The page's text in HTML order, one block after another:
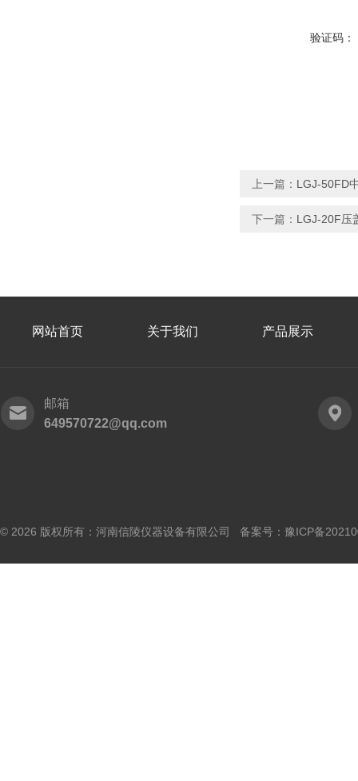
验证码：
上一篇： LGJ-50FD
下一篇： LGJ-20F压
网站首页 关于我们 产品展示
邮箱
649570722@qq.com
© 2026 版权所有：河南信陵仪器设备有限公司 备案号： 豫ICP备